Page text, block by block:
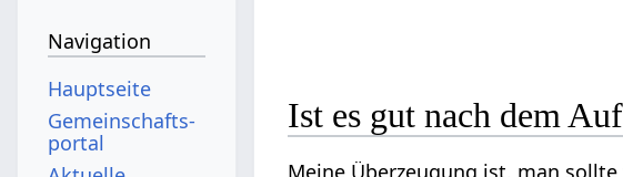
Ist es gut nach dem
Meine Überzeugung ist, man
Navigation
Hauptseite
Gemeinschafts­
portal